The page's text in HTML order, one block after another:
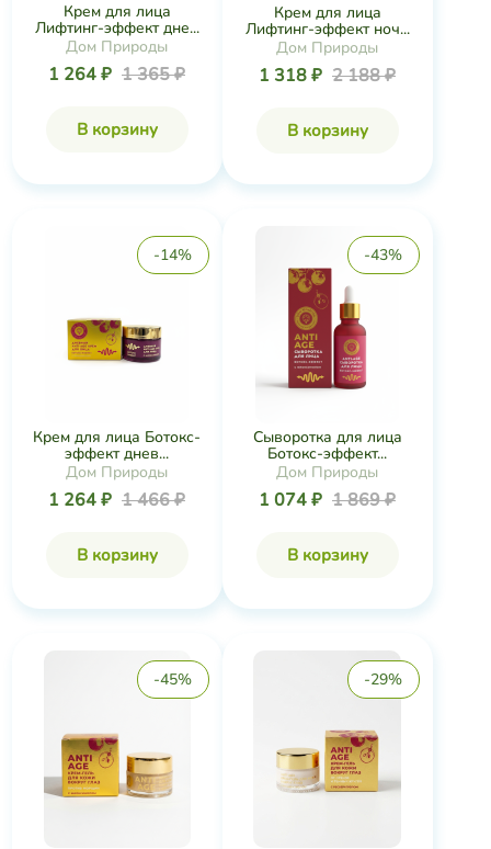
Крем для лица
Лифтинг-эффект дне...
Дом Природы
1 264 ₽ 1 365 ₽
В корзину
Крем для лица
Лифтинг-эффект ноч...
Дом Природы
1 318 ₽ 2 188 ₽
В корзину
-14%
Крем для лица Ботокс-
эффект днев...
Дом Природы
1 264 ₽ 1 466 ₽
В корзину
-43%
Сыворотка для лица
Ботокс-эффект...
Дом Природы
1 074 ₽ 1 869 ₽
В корзину
-45% -29%